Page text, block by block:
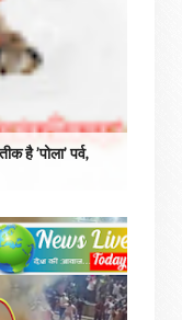
है ’पोला’ पर्व,